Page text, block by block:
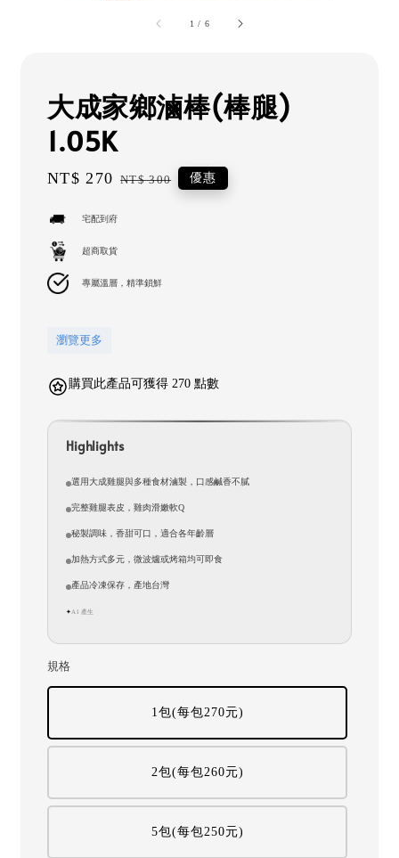
1 / 6
大成家鄉滷棒(棒腿)
1.05K
Sale
NT$ 270 Regular
NT$ 300 優惠
宅配到府
超商取貨
專屬溫層，精準鎖鮮
瀏覽更多
購買此產品可獲得 270 點數
Highlights
選用大成雞腿與多種食材滷製，口感鹹香不膩
完整雞腿表皮，雞肉滑嫩軟Q
秘製調味，香甜可口，適合各年齡層
加熱方式多元，微波爐或烤箱均可即食
產品冷凍保存，產地台灣
✦AI 產生
規格
1包(每包270元)
2包(每包260元)
5包(每包250元)